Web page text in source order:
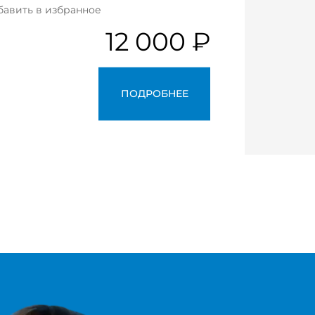
12 000 ₽
ПОДРОБНЕЕ
в избранное